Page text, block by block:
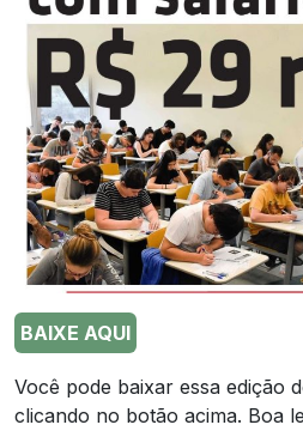
BAIXE AQUI
Você pode baixar essa edição
clicando no botão acima. Boa